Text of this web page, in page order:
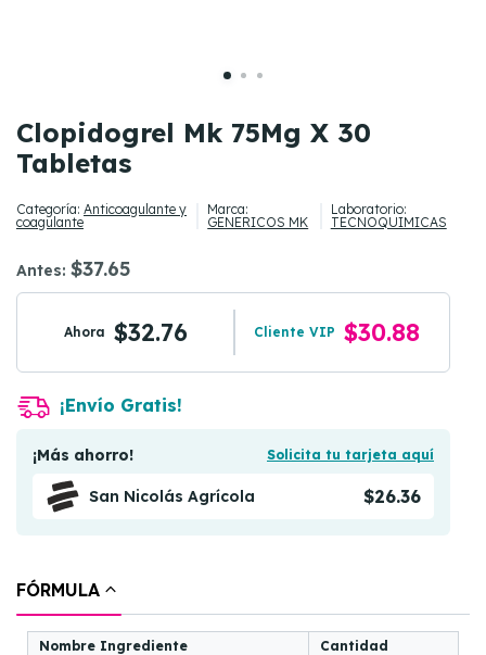
Clopidogrel Mk 75Mg X 30
Tabletas
Categoría: Anticoagulante y
coagulante
Marca:
GENERICOS MK
Laboratorio:
TECNOQUIMICAS
Antes: $37.65
Ahora $32.76 Cliente VIP $30.88
¡Envío Gratis!
¡Más ahorro! Solicita tu tarjeta aquí
San Nicolás Agrícola $26.36
FÓRMULA
Nombre Ingrediente
Cantidad